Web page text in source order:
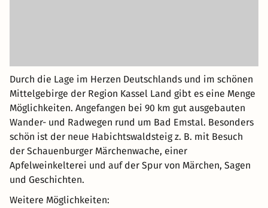
Durch die Lage im Herzen Deutschlands und im schönen
Mittelgebirge der Region Kassel Land gibt es eine Menge
Möglichkeiten. Angefangen bei 90 km gut ausgebauten
Wander- und Radwegen rund um Bad Emstal. Besonders
schön ist der neue Habichtswaldsteig z. B. mit Besuch
der Schauenburger Märchenwache, einer
Apfelweinkelterei und auf der Spur von Märchen, Sagen
und Geschichten.
Weitere Möglichkeiten: